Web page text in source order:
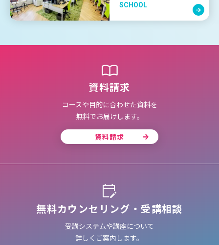
SCHOOL
資料請求
コースや目的に合わせた資料を
無料でお届けします。
資料請求
無料カウンセリング・受講相談
受講システムや講座について
詳しくご案内します。